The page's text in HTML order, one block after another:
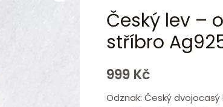
Český lev –
stříbro
999 Kč
Odznak: Český dvojocasý